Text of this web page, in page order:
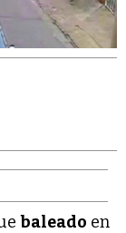
baleado en